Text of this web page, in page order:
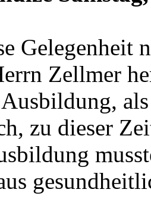
Gelegenheit
Zellmer
zu dieser